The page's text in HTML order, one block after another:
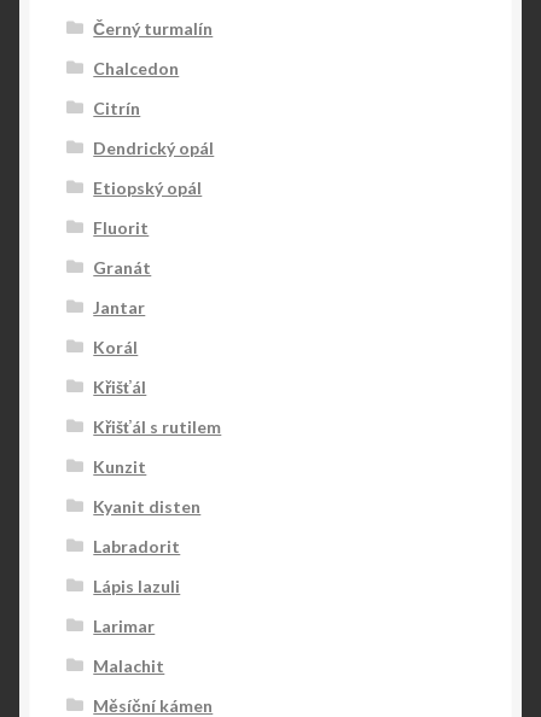
Černý turmalín
Chalcedon
Citrín
Dendrický opál
Etiopský opál
Fluorit
Granát
Jantar
Korál
Křišťál
Křišťál s rutilem
Kunzit
Kyanit disten
Labradorit
Lápis lazuli
Larimar
Malachit
Měsíční kámen